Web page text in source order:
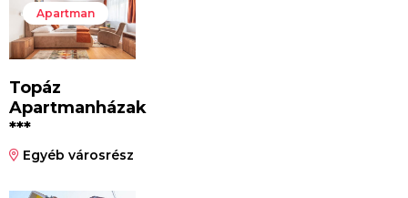
Apartman
Topáz
Apartmanházak
***
Egyéb városrész